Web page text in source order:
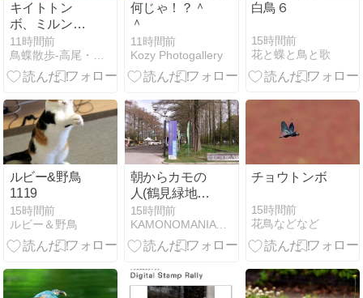
キイトトン
ボ、ミルンヤ
ンマ他
11時間前
何じゃ！？＾
＾
11時間前
Kozy Photogallery
白鳥６
15時間前
花と蝶と鳥と歌
ルビー&野鳥
1119
15時間前
ルビー＆野鳥
朝からカモの
人(鶴見緑地・
2026.4.5) その
1
15時間前
KAMONOMANIA カモノマニア
チョウトンボ
15時間前
花鳥などなど